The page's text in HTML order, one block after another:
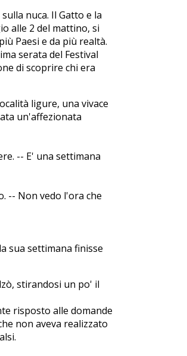
nuca. Il Gatto e la
alle 2 del mattino, si
Paesi e da più realtà.
serata del Festival
di scoprire chi era
ligure, una vivace
un'affezionata
-- E' una settimana
-- Non vedo l'ora che
sua settimana finisse
stirandosi un po' il
risposto alle domande
non aveva realizzato